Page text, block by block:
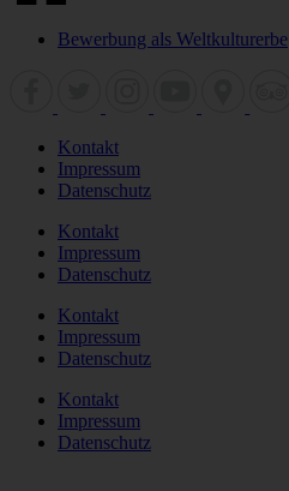
Bewerbung als Weltkulturerbe
Kontakt
Impressum
Datenschutz
Kontakt
Impressum
Datenschutz
Kontakt
Impressum
Datenschutz
Kontakt
Impressum
Datenschutz